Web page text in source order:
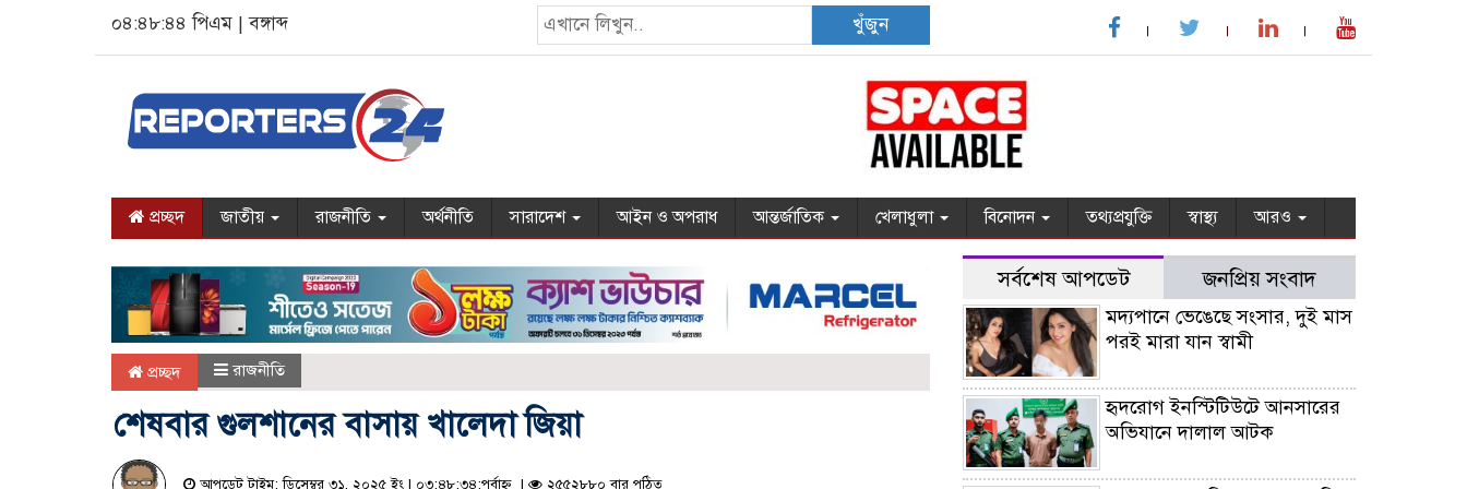
০৪:৪৮:৪৫ পিএম |বঙ্গাব্দ খুঁজুন
প্রচ্ছদ জাতীয় রাজনীতি অর্থনীতি সারাদেশ আইন ও অপরাধ আন্তর্জাতিক খেলাধুলা বিনোদন তথ্যপ্রযুক্তি স্বাস্থ্য আরও
প্রচ্ছদ রাজনীতি
শেষবার গুলশানের বাসায় খালেদা জিয়া
আপডেট টাইম: ডিসেম্বর ৩১, ২০২৫ ইং | ০৩:৪৮:৩৪:পূর্বাহ্ন | ২৫৫২৮৮০ বার পঠিত
সর্বশেষ আপডেট জনপ্রিয় সংবাদ
মদ্যপানে ভেঙেছে সংসার, দুই মাস
পরই মারা যান স্বামী
হৃদরোগ ইনস্টিটিউটে আনসারের
অভিযানে দালাল আটক